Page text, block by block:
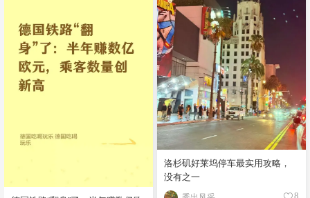
洛杉矶好莱坞停车最实用攻略，
没有之一
8